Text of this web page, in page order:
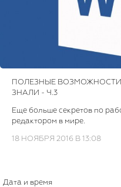
ПОЛЕЗНЫЕ ВОЗМОЖНОСТИ
ЗНАЛИ - Ч.3
Еще больше секретов по
редактором в мире.
18 НОЯБРЯ 2016 В 13:08
Дата и время